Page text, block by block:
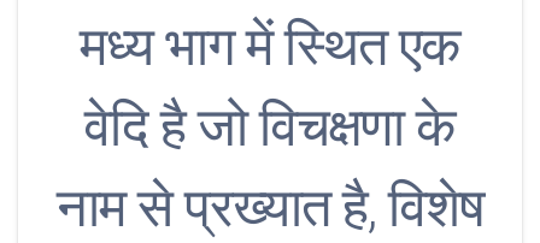
मध्य भाग में स्थित एक
वेदि है जो विचक्षणा के
नाम से प्रख्यात है, विशेष